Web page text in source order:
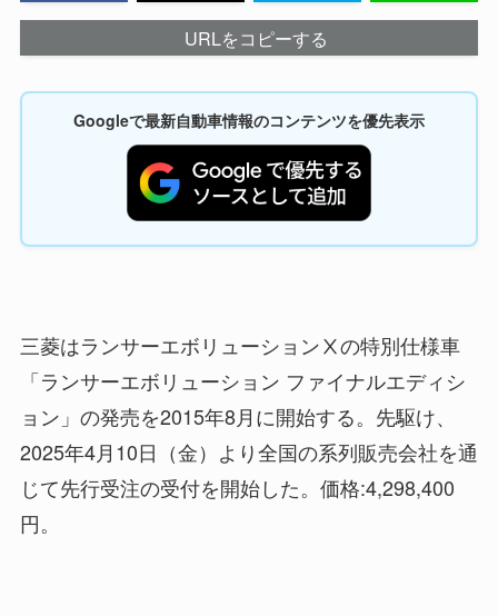
URLをコピーする
Googleで最新自動車情報のコンテンツを優先表示
三菱はランサーエボリューションⅩの特別仕様車
「ランサーエボリューション ファイナルエディシ
ョン」の発売を2015年8月に開始する。先駆け、
2025年4月10日（金）より全国の系列販売会社を通
じて先行受注の受付を開始した。価格:4,298,400
円。